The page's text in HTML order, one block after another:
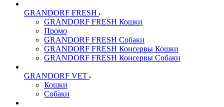
GRANDORF FRESH
GRANDORF FRESH Кошки
Промо
GRANDORF FRESH Собаки
GRANDORF FRESH Консервы Кошки
GRANDORF FRESH Консервы Собаки
GRANDORF VET
Кошки
Собаки